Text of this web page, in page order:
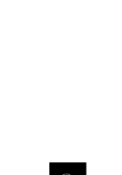
DODAJ